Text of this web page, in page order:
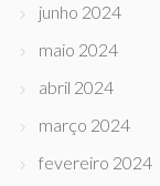
junho 2024
maio 2024
abril 2024
março 2024
fevereiro 2024